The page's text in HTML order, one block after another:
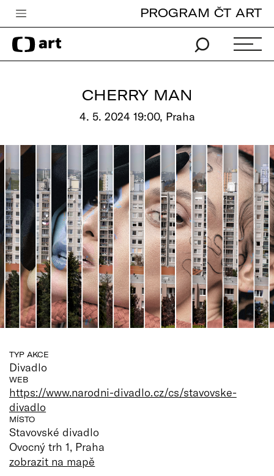
Česká televize
Zpravodajství
Pro děti
edu
Vše o ČT
PROGRAM ČT ART
CHERRY MAN
4. 5. 2024 19:00, Praha
TYP AKCE
Divadlo
WEB
https://www.narodni-divadlo.cz/cs/stavovske-
divadlo
MÍSTO
Stavovské divadlo
Ovocný trh 1, Praha
zobrazit na mapě